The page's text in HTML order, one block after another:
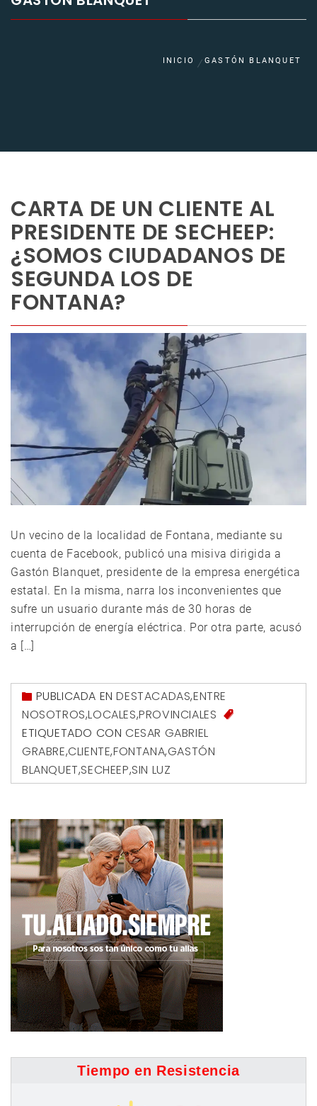
INICIO GASTÓN BLANQUET
CARTA DE UN CLIENTE AL
PRESIDENTE DE SECHEEP:
¿SOMOS CIUDADANOS DE
SEGUNDA LOS DE
FONTANA?
Un vecino de la localidad de Fontana, mediante su
cuenta de Facebook, publicó una misiva dirigida a
Gastón Blanquet, presidente de la empresa energética
estatal. En la misma, narra los inconvenientes que
sufre un usuario durante más de 30 horas de
interrupción de energía eléctrica. Por otra parte, acusó
a […]
PUBLICADA ENDESTACADAS,ENTRE
NOSOTROS,LOCALES,PROVINCIALES
ETIQUETADO CON CESAR GABRIEL
GRABRE,CLIENTE,FONTANA,GASTÓN
BLANQUET,SECHEEP,SIN LUZ
Tiempo en Resistencia